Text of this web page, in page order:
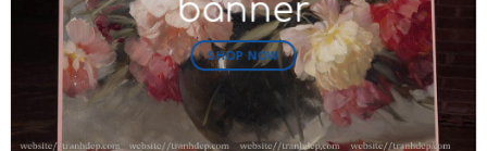
banner
SHOP NOW